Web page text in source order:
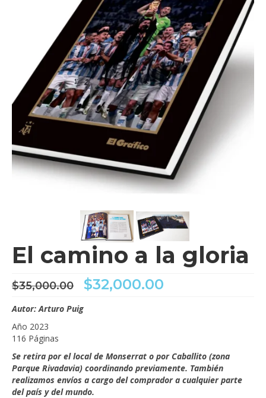
Tienda
El camino a la gloria
$35,000.00 El
precio
original
$32,000.00
Autor: Arturo Puig
Año 2023
116 Páginas
Se retira por el local de Monserrat o por Caballito (zona
Parque Rivadavia) coordinando previamente. También
realizamos envíos a cargo del comprador a cualquier parte
del país y del mundo.